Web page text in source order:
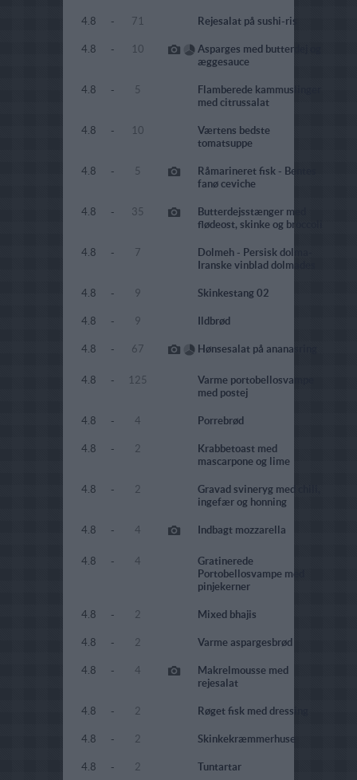
4.8 - 71 Rejesalat på sushi-ris
4.8 - 10
Asparges med butterdej og
æggesauce
4.8 - 5
Flamberede kammuslinger
med citrussalat
4.8 - 10
Værtens bedste
tomatsuppe
4.8 - 5
Råmarineret fisk - Bentes
fanø ceviche
4.8 - 35
Butterdejsstænger med
flødeost, skinke og broccoli
4.8 - 7
Dolmeh - Persisk dolma-
Iranske vinblad dolmades
4.8 - 9 Skinkestang 02
4.8 - 9 Ildbrød
4.8 - 67 Hønsesalat på ananasring
4.8 - 125
Varme portobellosvampe
med postej
4.8 - 4 Porrebrød
4.8 - 2
Krabbetoast med
mascarpone og lime
4.8 - 2
Gravad svineryg med chili,
ingefær og honning
4.8 - 4 Indbagt mozzarella
4.8 - 4
Gratinerede
Portobellosvampe med
pinjekerner
4.8 - 2 Mixed bhajis
4.8 - 2 Varme aspargesbrød
4.8 - 4
Makrelmousse med
rejesalat
4.8 - 2 Røget fisk med dressing
4.8 - 2 Skinkekræmmerhuse
4.8 - 2 Tuntartar